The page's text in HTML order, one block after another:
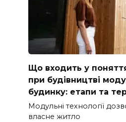
Що входить у
при будівництві
будинку: етапи та
Модульні технології
власне житло